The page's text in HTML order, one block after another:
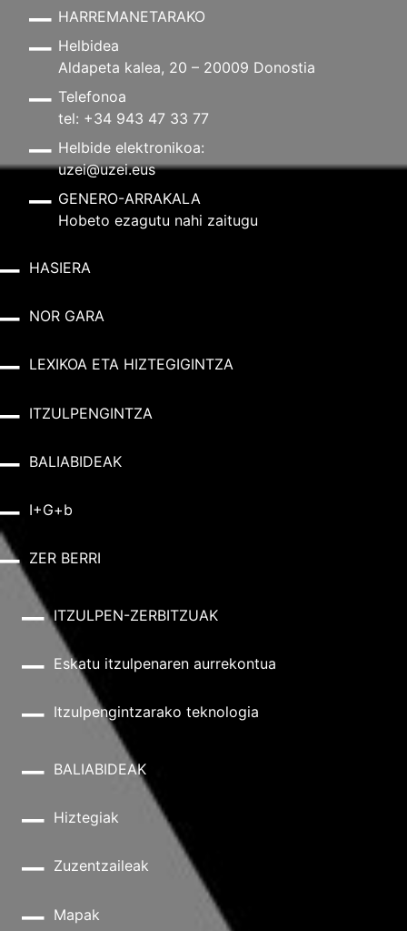
HARREMANETARAKO
Helbidea
Aldapeta kalea, 20 – 20009 Donostia
Telefonoa
tel: +34 943 47 33 77
Helbide elektronikoa:
uzei@uzei.eus
GENERO-ARRAKALA
Hobeto ezagutu nahi zaitugu
HASIERA
NOR GARA
LEXIKOA ETA HIZTEGIGINTZA
ITZULPENGINTZA
BALIABIDEAK
I+G+b
ZER BERRI
ITZULPEN-ZERBITZUAK
Eskatu itzulpenaren aurrekontua
Itzulpengintzarako teknologia
BALIABIDEAK
Hiztegiak
Zuzentzaileak
Mapak